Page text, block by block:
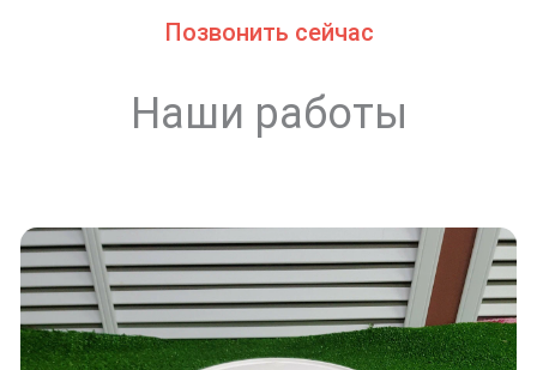
Позвонить сейчас
Наши работы